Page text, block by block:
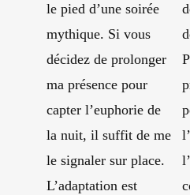
le pied d’une soirée
mythique. Si vous
décidez de prolonger
ma présence pour
capter l’euphorie de
la nuit, il suffit de me
le signaler sur place.
L’adaptation est